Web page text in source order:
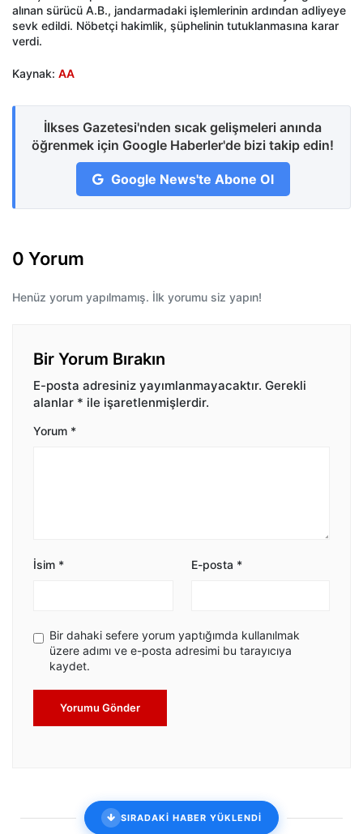
alınan sürücü A.B., jandarmadaki işlemlerinin ardından adliyeye
sevk edildi. Nöbetçi hakimlik, şüphelinin tutuklanmasına karar
verdi.
Kaynak: AA
İlkses Gazetesi'nden sıcak gelişmeleri anında
öğrenmek için Google Haberler'de bizi takip edin!
Google News'te Abone Ol
0 Yorum
Henüz yorum yapılmamış. İlk yorumu siz yapın!
Bir Yorum Bırakın
E-posta adresiniz yayımlanmayacaktır. Gerekli
alanlar * ile işaretlenmişlerdir.
Yorum *
İsim * E-posta *
Bir dahaki sefere yorum yaptığımda kullanılmak
üzere adımı ve e-posta adresimi bu tarayıcıya
kaydet.
Yorumu Gönder
SIRADAKİ HABER YÜKLENDİ